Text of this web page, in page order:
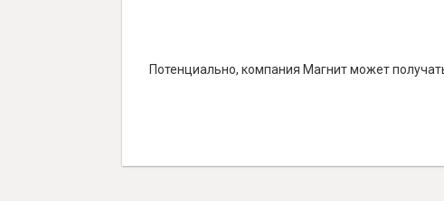
Потенциально, компания Магнит может